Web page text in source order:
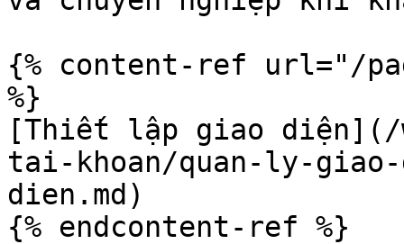
{% content-ref url="/
%}
[Thiết lập giao diện](/
tai-khoan/quan-ly-
dien.md)
{% endcontent-ref %}